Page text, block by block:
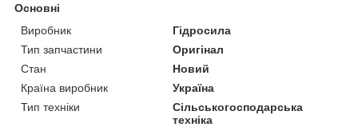
Основні
Виробник
Гідросила
Тип запчастини
Оригінал
Стан
Новий
Країна виробник
Україна
Тип техніки
Сільськогосподарська
техніка